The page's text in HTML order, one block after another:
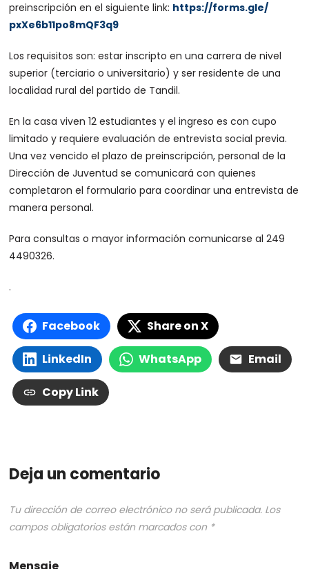
preinscripción en el siguiente link: https://forms.gle/
pxXe6b11po8mQF3q9
Los requisitos son: estar inscripto en una carrera de nivel
superior (terciario o universitario) y ser residente de una
localidad rural del partido de Tandil.
En la casa viven 12 estudiantes y el ingreso es con cupo
limitado y requiere evaluación de entrevista social previa.
Una vez vencido el plazo de preinscripción, personal de la
Dirección de Juventud se comunicará con quienes
completaron el formulario para coordinar una entrevista de
manera personal.
Para consultas o mayor información comunicarse al 249
4490326.
.
Facebook Share on X
LinkedIn WhatsApp Email
Copy Link
Deja un comentario
Tu dirección de correo electrónico no será publicada. Los
campos obligatorios están marcados con *